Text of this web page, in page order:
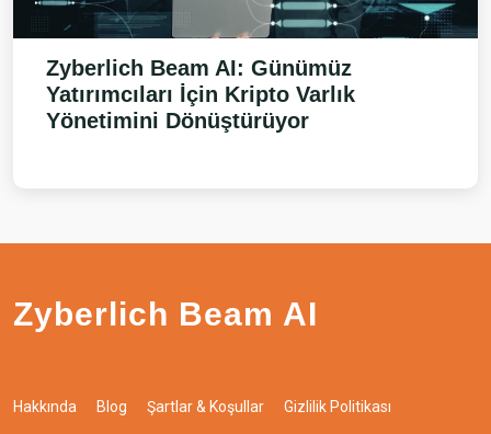
Zyberlich Beam AI: Günümüz
Yatırımcıları İçin Kripto Varlık
Yönetimini Dönüştürüyor
Zyberlich Beam AI
Hakkında Blog Şartlar & Koşullar Gizlilik Politikası